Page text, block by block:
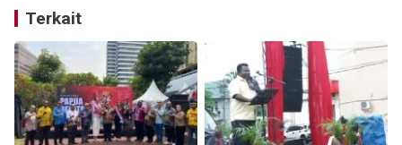
Terkait